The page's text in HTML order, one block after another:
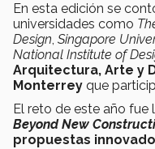
En esta edición se
universidades como
Design, Singapore
National Institute of
Arquitectura, Arte y
Monterrey que
El reto de este año
Beyond New
propuestas